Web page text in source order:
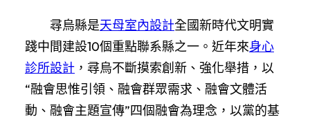
尋烏縣是天母室內設計全國新時代文明實
踐中間建設10個重點聯系縣之一。近年來身心
診所設計 ，尋烏不斷摸索創新、強化舉措，以
“融會思惟引領、融會群眾需求、融會文體活
動、融會主題宣傳”四個融會為理念，以黨的基